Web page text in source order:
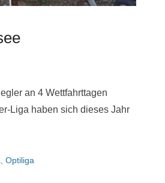
an 4 Wettfahrttagen
Liga haben sich dieses Jahr
Optiliga